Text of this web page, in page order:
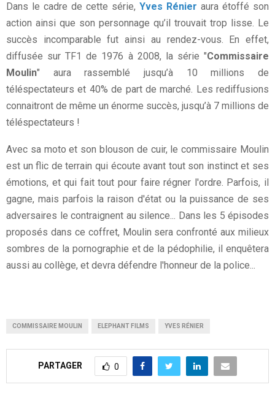
Dans le cadre de cette série, Yves Rénier aura étoffé son
action ainsi que son personnage qu’il trouvait trop lisse. Le
succès incomparable fut ainsi au rendez-vous. En effet,
diffusée sur TF1 de 1976 à 2008, la série "Commissaire
Moulin" aura rassemblé jusqu’à 10 millions de
téléspectateurs et 40% de part de marché. Les rediffusions
connaitront de même un énorme succès, jusqu’à 7 millions de
téléspectateurs !
Avec sa moto et son blouson de cuir, le commissaire Moulin
est un flic de terrain qui écoute avant tout son instinct et ses
émotions, et qui fait tout pour faire régner l'ordre. Parfois, il
gagne, mais parfois la raison d'état ou la puissance de ses
adversaires le contraignent au silence... Dans les 5 épisodes
proposés dans ce coffret, Moulin sera confronté aux milieux
sombres de la pornographie et de la pédophilie, il enquêtera
aussi au collège, et devra défendre l'honneur de la police...
COMMISSAIRE MOULIN ELEPHANT FILMS YVES RÉNIER
PARTAGER 0